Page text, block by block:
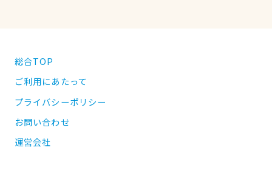
総合TOP
ご利用にあたって
プライバシーポリシー
お問い合わせ
運営会社